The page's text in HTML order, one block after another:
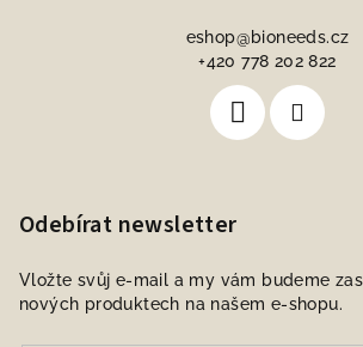
eshop@bioneeds.cz
+420 778 202 822
Odebírat newsletter
Vložte svůj e-mail a my vám budeme
nových produktech na našem e-shopu.